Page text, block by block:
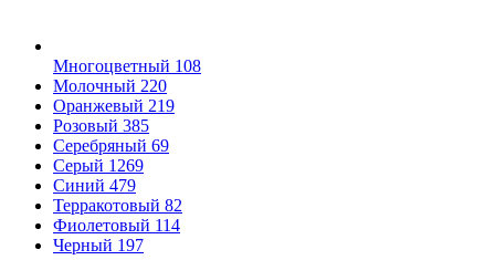
Многоцветный 108
Молочный 220
Оранжевый 219
Розовый 385
Серебряный 69
Серый 1269
Синий 479
Терракотовый 82
Фиолетовый 114
Черный 197